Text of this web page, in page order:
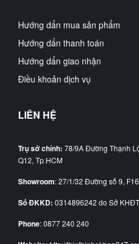
Hướng dẩn mua sản phẩm
Hướng dẩn thanh toán
Hướng dẩn giao nhận
Điều khoản dịch vụ
LIÊN HỆ
Trụ sở chính: 78/9A Đường Thạnh
Q12, Tp.HCM
Showroom: 27/1/32 Đường số 9,
Số ĐKKD: 0314896242 do Sở
Phone: 0877 240 240